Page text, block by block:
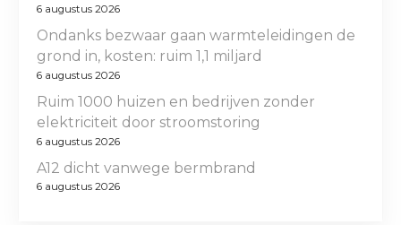
6 augustus 2026
Ondanks bezwaar gaan warmteleidingen de
grond in, kosten: ruim 1,1 miljard
6 augustus 2026
Ruim 1000 huizen en bedrijven zonder
elektriciteit door stroomstoring
6 augustus 2026
A12 dicht vanwege bermbrand
6 augustus 2026